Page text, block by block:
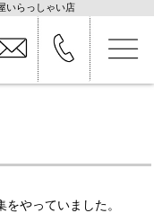
いらっしゃい店
やっていました。